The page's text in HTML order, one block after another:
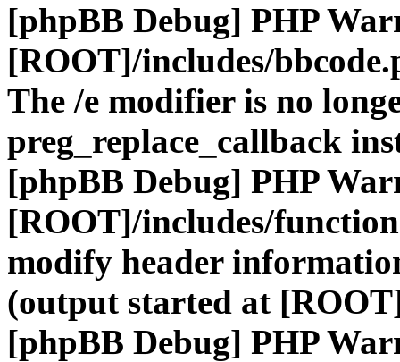
[phpBB Debug] PHP
[ROOT]/includes/
The /e modifier is no
preg_replace_callback
[phpBB Debug] PHP
[ROOT]/includes/
modify header
(output started at
[phpBB Debug] PHP